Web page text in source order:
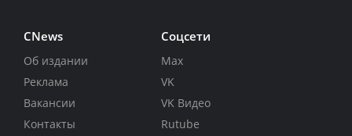
CNews
Об издании
Реклама
Вакансии
Контакты
Соцсети
Max
VK
VK Видео
Rutube